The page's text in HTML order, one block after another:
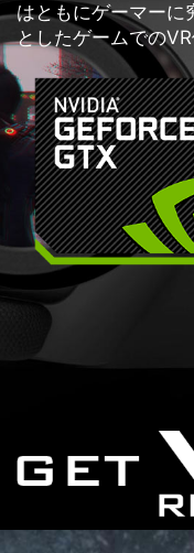
はともにゲーマーに
としたゲームでの